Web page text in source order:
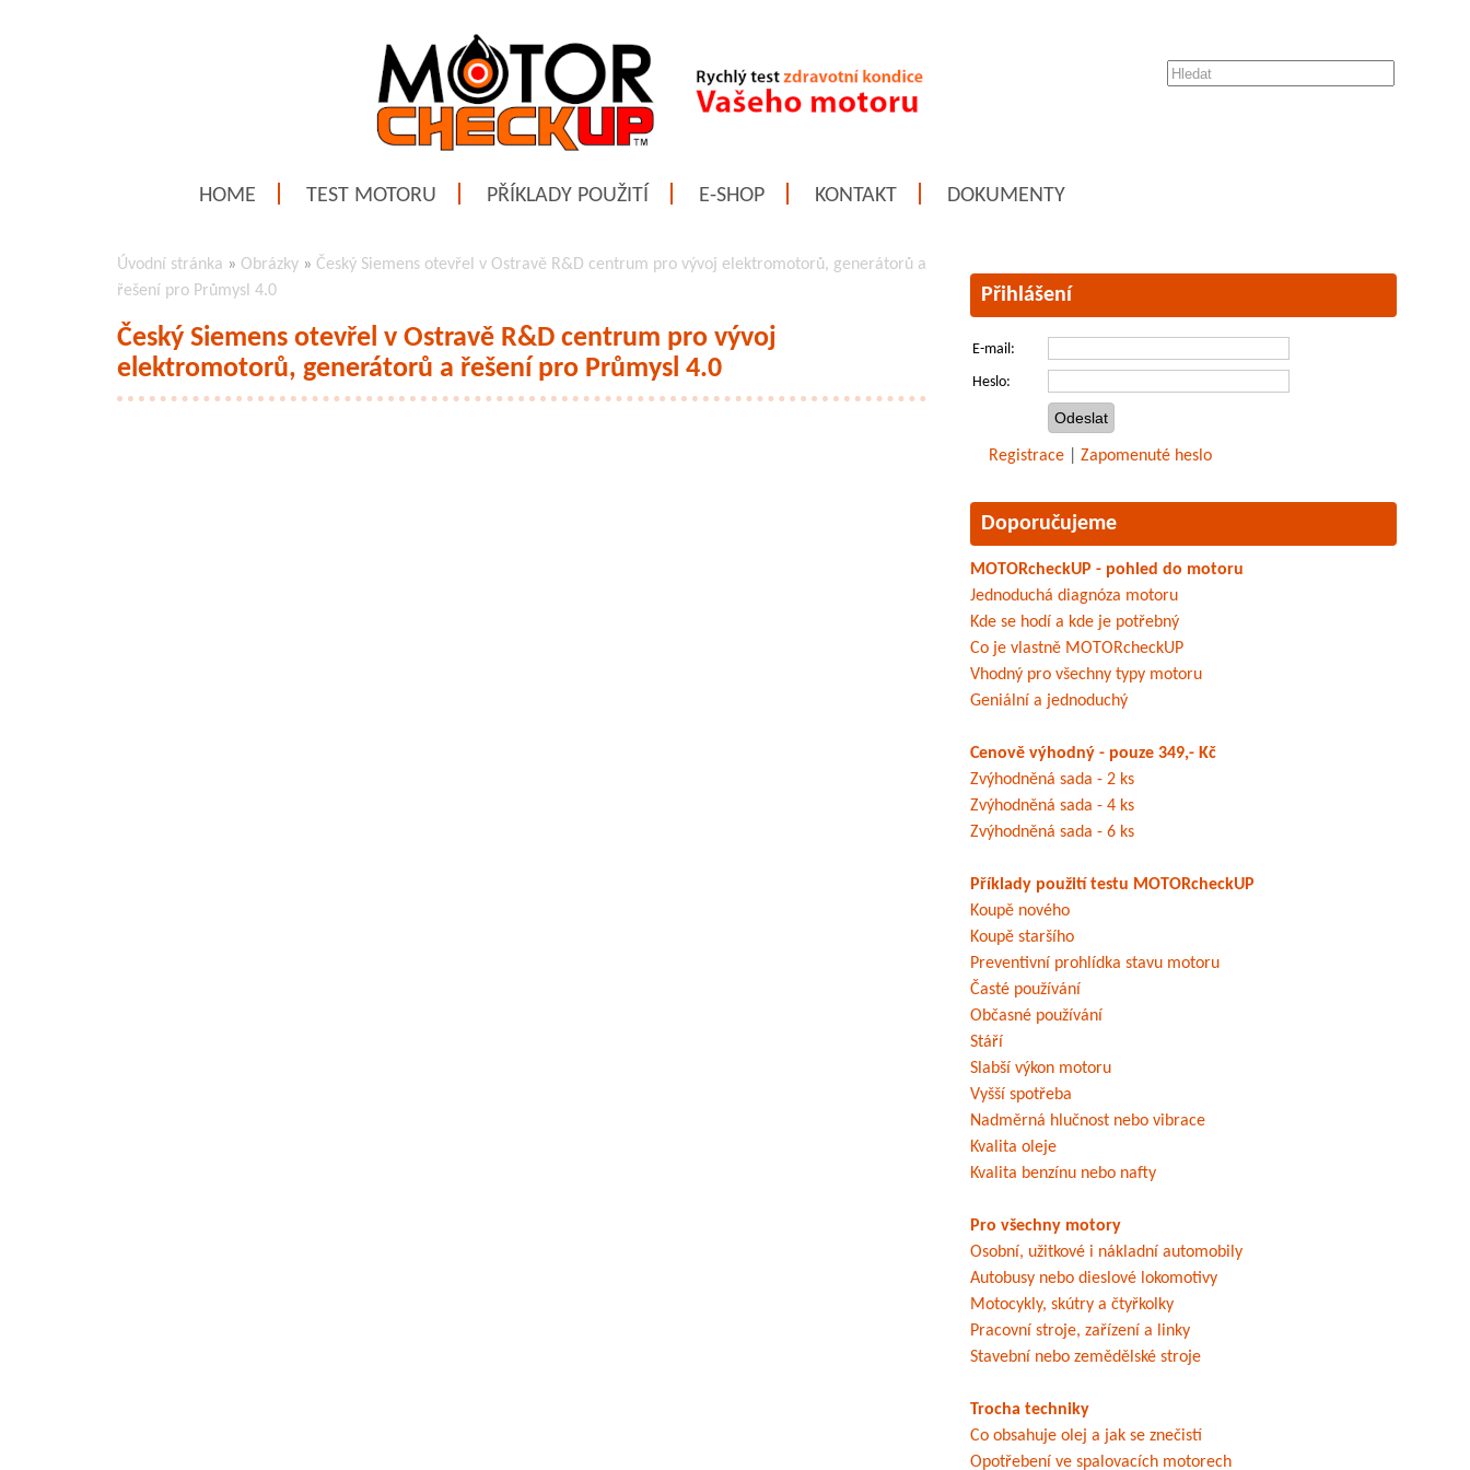
HOME TEST MOTORU PŘÍKLADY POUŽITÍ E-SHOP KONTAKT DOKUMENTY
Úvodní stránka » Obrázky » Český Siemens otevřel v Ostravě R&D centrum pro vývoj elektromotorů, generátorů a
řešení pro Průmysl 4.0
Český Siemens otevřel v Ostravě R&D centrum pro vývoj
elektromotorů, generátorů a řešení pro Průmysl 4.0
Přihlášení
E-mail:
Heslo:
Registrace Zapomenuté heslo
Doporučujeme
MOTORcheckUP - pohled do motoru
Jednoduchá diagnóza motoru
Kde se hodí a kde je potřebný
Co je vlastně MOTORcheckUP
Vhodný pro všechny typy motoru
Geniální a jednoduchý
Cenově výhodný - pouze 349,- Kč
Zvýhodněná sada - 2 ks
Zvýhodněná sada - 4 ks
Zvýhodněná sada - 6 ks
Příklady použití testu MOTORcheckUP
Koupě nového
Koupě staršího
Preventivní prohlídka stavu motoru
Časté používání
Občasné používání
Stáří
Slabší výkon motoru
Vyšší spotřeba
Nadměrná hlučnost nebo vibrace
Kvalita oleje
Kvalita benzínu nebo nafty
Pro všechny motory
Osobní, užitkové i nákladní automobily
Autobusy nebo dieslové lokomotivy
Motocykly, skútry a čtyřkolky
Pracovní stroje, zařízení a linky
Stavební nebo zemědělské stroje
Trocha techniky
Co obsahuje olej a jak se znečistí
Opotřebení ve spalovacích motorech